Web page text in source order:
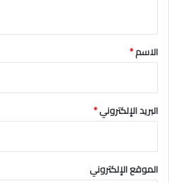
*
الاسم*
البريد الإلكتروني*
الموقع الإلكتروني